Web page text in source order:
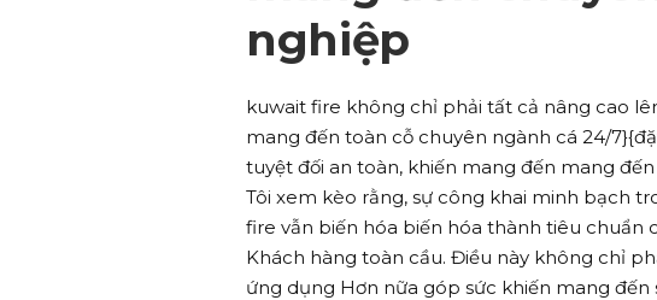
nghiệp
kuwait fire không chỉ phải tất cả nâng cao
mang đến toàn cỗ chuyên ngành cá 24/
tuyệt đối an toàn, khiến mang đến mang
Tôi xem kèo rằng, sự công khai minh bạch
fire vẫn biến hóa biến hóa thành tiêu chuẩn
Khách hàng toàn cầu. Điều này không chỉ
ứng dụng Hơn nữa góp sức khiến mang